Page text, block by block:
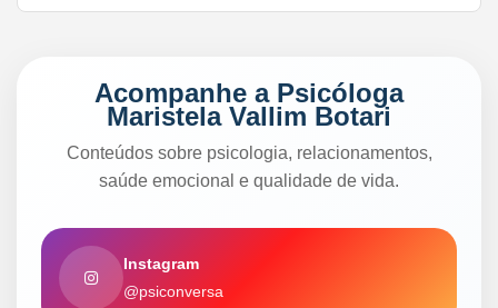
Acompanhe a Psicóloga
Maristela Vallim Botari
Conteúdos sobre psicologia, relacionamentos,
saúde emocional e qualidade de vida.
Instagram
@psiconversa